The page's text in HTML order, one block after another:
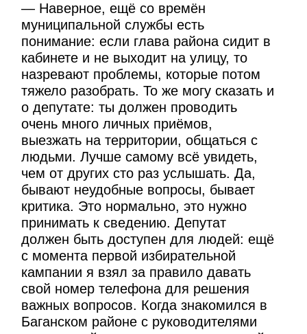
— Наверное, ещё со времён
муниципальной службы есть
понимание: если глава района сидит в
кабинете и не выходит на улицу, то
назревают проблемы, которые потом
тяжело разобрать. То же могу сказать и
о депутате: ты должен проводить
очень много личных приёмов,
выезжать на территории, общаться с
людьми. Лучше самому всё увидеть,
чем от других сто раз услышать. Да,
бывают неудобные вопросы, бывает
критика. Это нормально, это нужно
принимать к сведению. Депутат
должен быть доступен для людей: ещё
с момента первой избирательной
кампании я взял за правило давать
свой номер телефона для решения
важных вопросов. Когда знакомился в
Баганском районе с руководителями